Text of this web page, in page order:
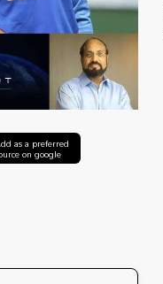
as a preferred
on google